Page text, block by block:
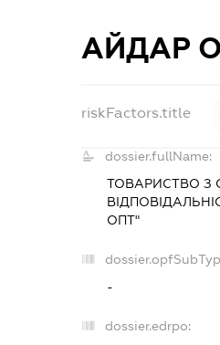
АЙДАР
riskFactors.title
dossier.fullName:
ТОВАРИСТВО
ОПТ"
-
dossier.edrpo: